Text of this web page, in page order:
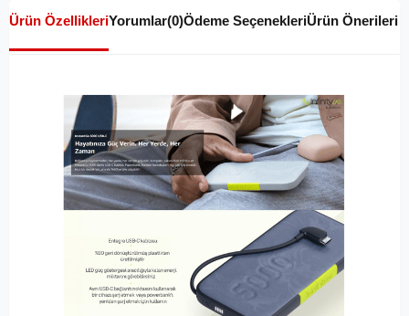
Ürün ÖzellikleriYorumlar(0)Ödeme SeçenekleriÜrün Önerileri